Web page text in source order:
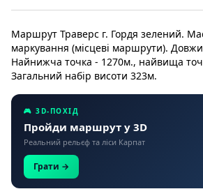
Маршрут Траверс г. Гордя зелений.
маркування (місцеві маршрути).
Найнижча точка - 1270м., найвища
Загальний набір висоти 323м.
🎮 3D-ПОХІД
Пройди маршрут у 3D
Реальний рельєф та ліси Карпат
Грати →